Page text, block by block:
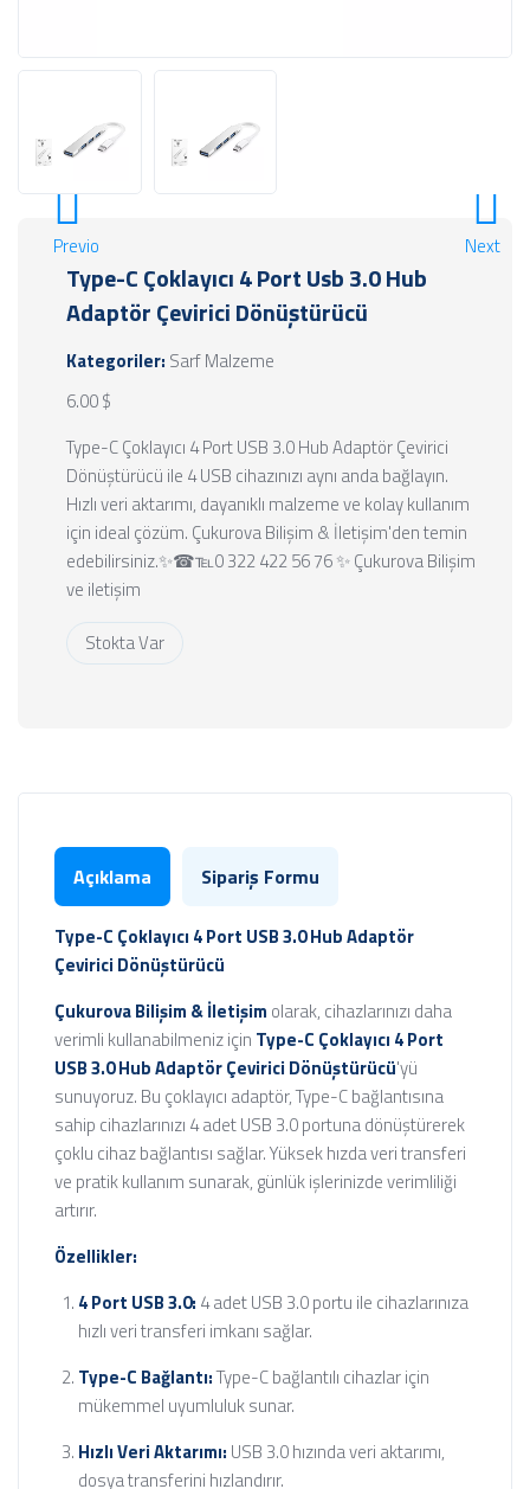
Previous Next
Type-C Çoklayıcı 4 Port Usb 3.0 Hub
Adaptör Çevirici Dönüştürücü
Kategoriler: Sarf Malzeme
6.00 $
Type-C Çoklayıcı 4 Port USB 3.0 Hub Adaptör Çevirici
Dönüştürücü ile 4 USB cihazınızı aynı anda bağlayın.
Hızlı veri aktarımı, dayanıklı malzeme ve kolay kullanım
için ideal çözüm. Çukurova Bilişim & İletişim'den temin
edebilirsiniz.✨☎℡0 322 422 56 76 ✨ Çukurova Bilişim
ve iletişim
Stokta Var
Açıklama Sipariş Formu
Type-C Çoklayıcı 4 Port USB 3.0 Hub Adaptör
Çevirici Dönüştürücü
Çukurova Bilişim & İletişim olarak, cihazlarınızı daha
verimli kullanabilmeniz için Type-C Çoklayıcı 4 Port
USB 3.0 Hub Adaptör Çevirici Dönüştürücü'yü
sunuyoruz. Bu çoklayıcı adaptör, Type-C bağlantısına
sahip cihazlarınızı 4 adet USB 3.0 portuna dönüştürerek
çoklu cihaz bağlantısı sağlar. Yüksek hızda veri transferi
ve pratik kullanım sunarak, günlük işlerinizde verimliliği
artırır.
Özellikler:
4 Port USB 3.0: 4 adet USB 3.0 portu ile cihazlarınıza
hızlı veri transferi imkanı sağlar.
Type-C Bağlantı:Type-C bağlantılı cihazlar için
mükemmel uyumluluk sunar.
Hızlı Veri Aktarımı: USB 3.0 hızında veri aktarımı,
dosya transferini hızlandırır.